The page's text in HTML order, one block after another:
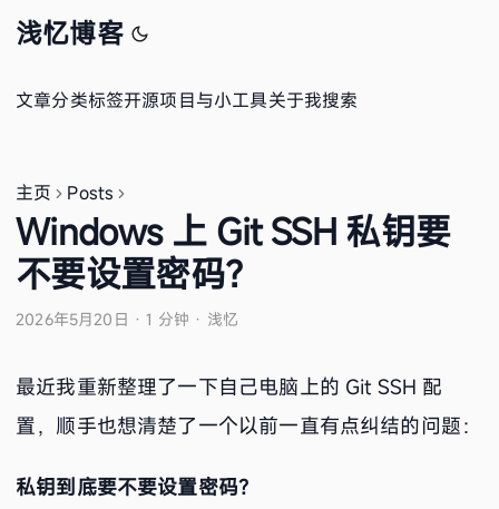
浅忆博客
文章分类标签开源项目与小工具关于我搜索
主页 Posts
Windows 上 Git SSH 私钥要
不要设置密码？
2026年5月20日 ·1 分钟 · 浅忆
最近我重新整理了一下自己电脑上的 Git SSH 配
置，顺手也想清楚了一个以前一直有点纠结的问题：
私钥到底要不要设置密码？